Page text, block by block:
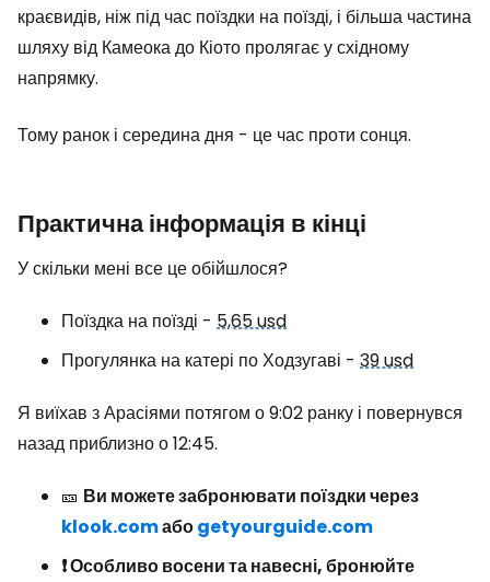
краєвидів, ніж під час поїздки на поїзді, і більша частина
шляху від Камеока до Кіото пролягає у східному
напрямку.
Тому ранок і середина дня - це час проти сонця.
Практична інформація в кінці
У скільки мені все це обійшлося?
Поїздка на поїзді - 5,65 usd
Прогулянка на катері по Ходзугаві - 39 usd
Я виїхав з Арасіями потягом о 9:02 ранку і повернувся
назад приблизно о 12:45.
🎫 Ви можете забронювати поїздки через
klook.comабоgetyourguide.com
❗ Особливо восени та навесні, бронюйте